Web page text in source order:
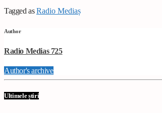
Tagged asRadio Mediaș
Author
Radio Medias 725
Author's archive
Ultimele știri